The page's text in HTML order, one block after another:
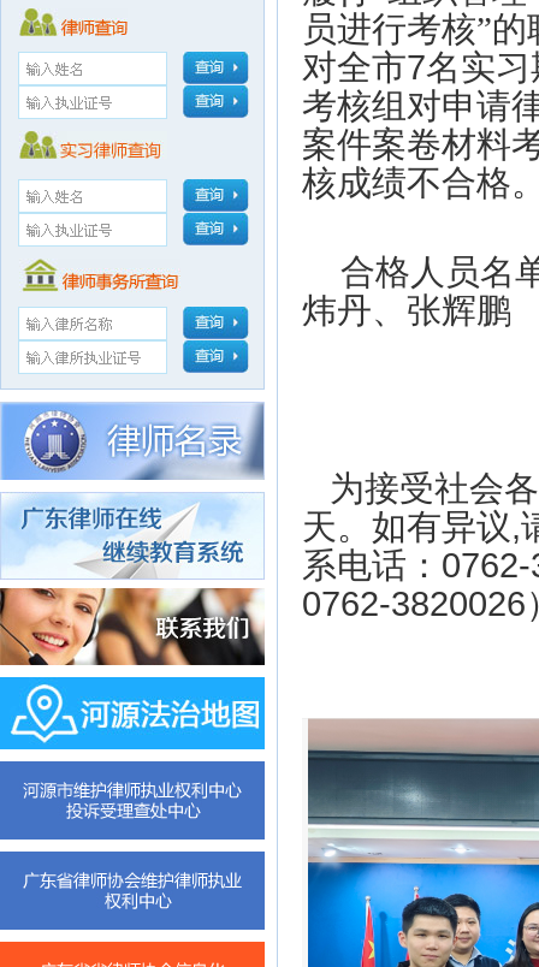
员进行考核”
对全市7名实
考核组对申请
案件案卷材料
核成绩不合格
合格人员名
炜丹、张辉鹏
为接受社会
天。如有异议,
系电话：
0762-3820026